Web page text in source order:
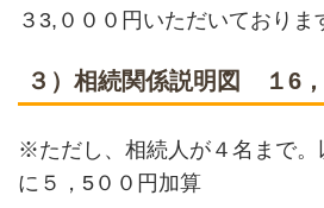
３3,０００円いただいておりま
３）相続関係説明図 １6
※ただし、相続人が４名まで。
に５，5００円加算